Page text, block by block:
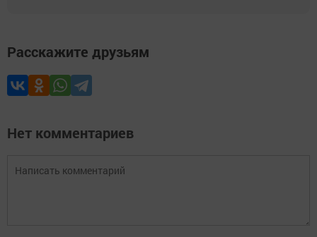
Расскажите друзьям
Нет комментариев